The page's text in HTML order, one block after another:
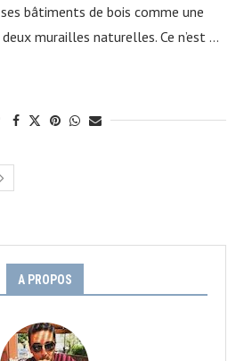
bâtiments de bois comme une
murailles naturelles. Ce n’est …
A PROPOS